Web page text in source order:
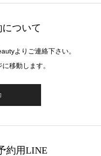
ついて
よりご連絡下さい。
移動します。
約用LINE